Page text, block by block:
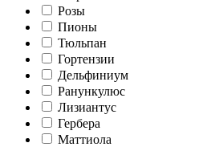
Розы
Пионы
Тюльпан
Гортензии
Дельфиниум
Ранункулюс
Лизиантус
Гербера
Маттиола